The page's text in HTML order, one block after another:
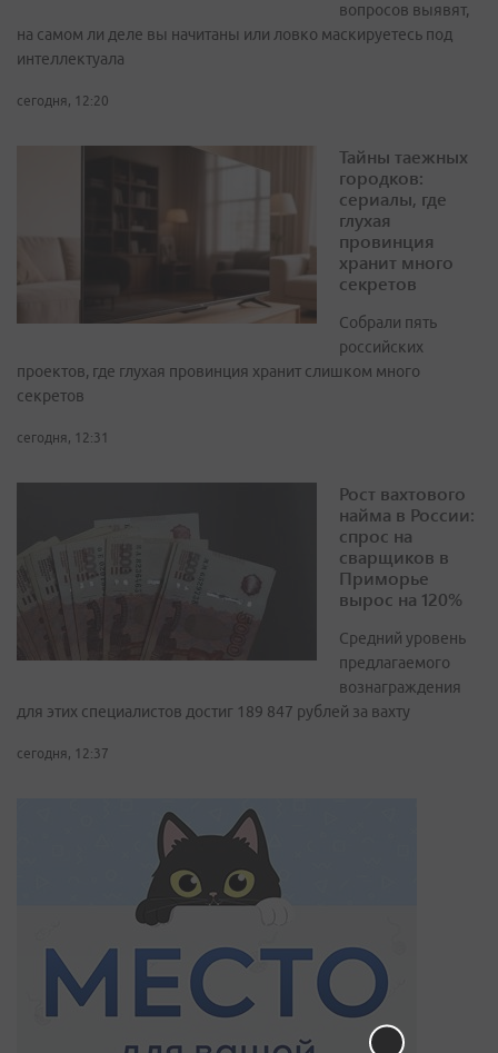
вопросов выявят,
на самом ли деле вы начитаны или ловко маскируетесь под
интеллектуала
сегодня, 12:20
Тайны таежных
городков:
сериалы, где
глухая
провинция
хранит много
секретов
Собрали пять
российских
проектов, где глухая провинция хранит слишком много
секретов
сегодня, 12:31
Рост вахтового
найма в России:
спрос на
сварщиков в
Приморье
вырос на 120%
Средний уровень
предлагаемого
вознаграждения
для этих специалистов достиг 189 847 рублей за вахту
сегодня, 12:37